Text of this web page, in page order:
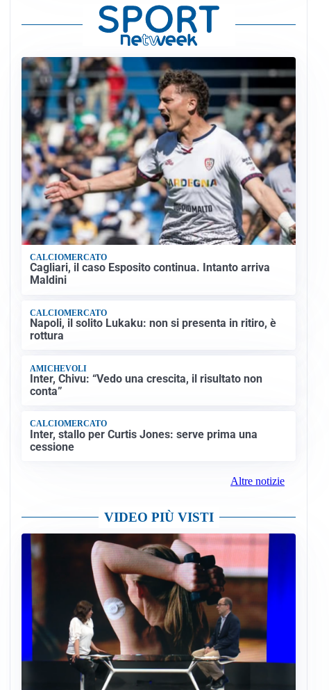
CALCIOMERCATO
Cagliari, il caso Esposito continua. Intanto arriva
Maldini
CALCIOMERCATO
Napoli, il solito Lukaku: non si presenta in ritiro, è
rottura
AMICHEVOLI
Inter, Chivu: “Vedo una crescita, il risultato non
conta”
CALCIOMERCATO
Inter, stallo per Curtis Jones: serve prima una
cessione
Altre notizie
VIDEO PIÙ VISTI